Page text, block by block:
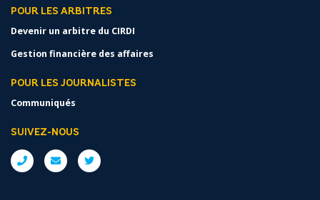
POUR LES ARBITRES
Devenir un arbitre du CIRDI
Gestion financière des affaires
POUR LES JOURNALISTES
Communiqués
SUIVEZ-NOUS